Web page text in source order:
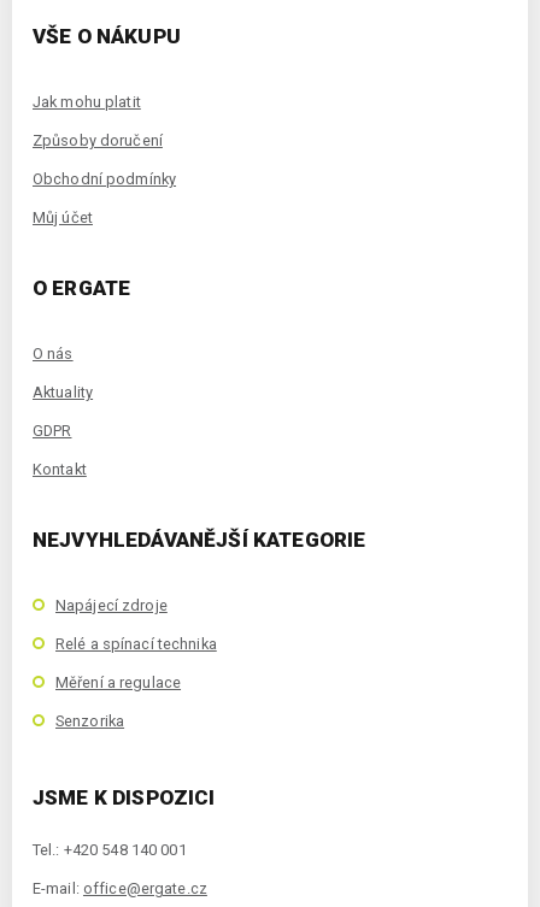
VŠE O NÁKUPU
Jak mohu platit
Způsoby doručení
Obchodní podmínky
Můj účet
O ERGATE
O nás
Aktuality
GDPR
Kontakt
NEJVYHLEDÁVANĚJŠÍ KATEGORIE
Napájecí zdroje
Relé a spínací technika
Měření a regulace
Senzorika
JSME K DISPOZICI
Tel.: +420 548 140 001
E-mail: office@ergate.cz